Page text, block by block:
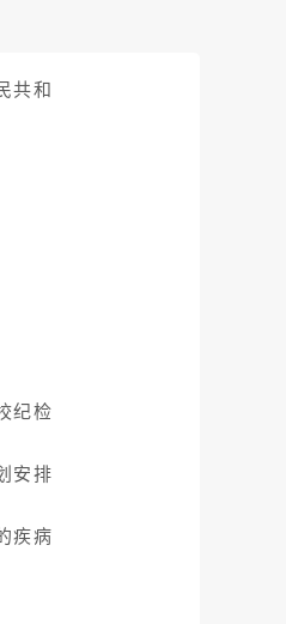
共和
纪检
安排
疾病